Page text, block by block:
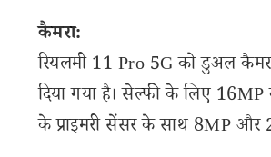
कैमरा:
रियलमी 11 Pro 5G को डुअल
दिया गया है। सेल्फी के लिए 16MP
के प्राइमरी सेंसर के साथ 8MP और